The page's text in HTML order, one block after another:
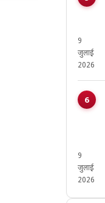
9
जुलाई
2026
9
जुलाई
2026